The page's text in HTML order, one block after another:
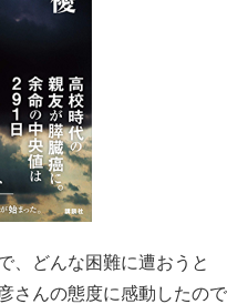
、どんな困難に遭おうと
さんの態度に感動したので